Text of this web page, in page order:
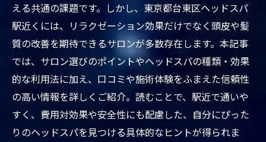
える共通の課題です。しかし、東京都台東区ヘッドスパ
駅近くには、リラクゼーション効果だけでなく頭皮や髪
質の改善を期待できるサロンが多数存在します。本記事
では、サロン選びのポイントやヘッドスパの種類・効果
的な利用法に加え、口コミや施術体験をふまえた信頼性
の高い情報を詳しくご紹介。読むことで、駅近で通いや
すく、費用対効果や安全性にも配慮した、自分にぴった
りのヘッドスパを見つける具体的なヒントが得られま